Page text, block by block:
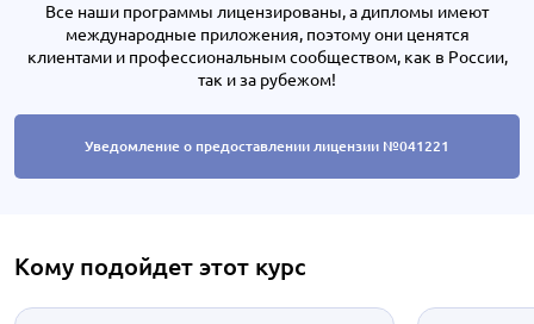
Все наши программы лицензированы, а дипломы имеют
международные приложения, поэтому они ценятся
клиентами и профессиональным сообществом, как в России,
так и за рубежом!
Уведомление о предоставлении лицензии №041221
Кому подойдет этот курс